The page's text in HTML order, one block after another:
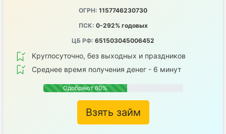
ОГРН: 1157746230730
ПСК: 0-292% годовых
ЦБ РФ: 651503045006452
Круглосуточно, без выходных и праздников
Среднее время получения денег - 6 минут
Одобряют 60%
Взять займ